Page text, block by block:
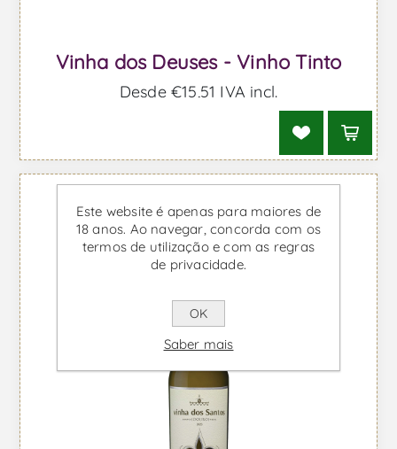
Vinha dos Deuses - Vinho Tinto
Desde €15,51 IVA incl.
Este website é apenas para maiores de
18 anos. Ao navegar, concorda com os
termos de utilização e com as regras
de privacidade.
OK
Saber mais